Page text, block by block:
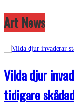
Art News
Vilda djur
tidigare